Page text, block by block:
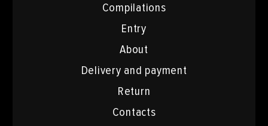
Compilations
Entry
About
Delivery and payment
Return
Contacts